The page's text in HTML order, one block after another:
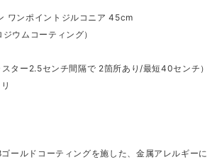
ワンポイントジルコニア 45cm
ウムコーティング）
ター2.5センチ間隔で 2箇所あり/最短40センチ）
ールドコーティングを施した、金属アレルギーに